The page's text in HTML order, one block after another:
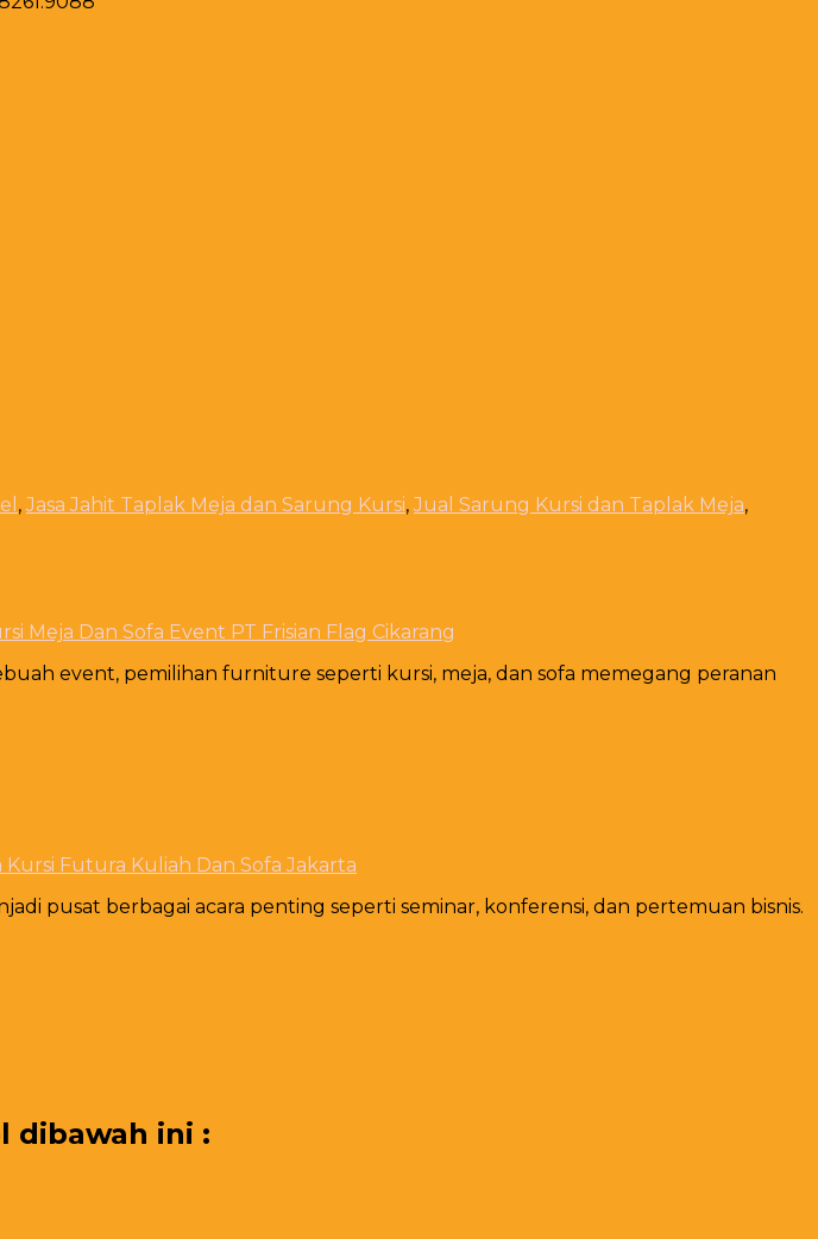
,Jasa Jahit Taplak Meja dan Sarung Kursi,Jual Sarung Kursi dan Taplak Meja,
Meja Dan Sofa Event PT Frisian Flag Cikarang
event, pemilihan furniture seperti kursi, meja, dan sofa memegang peranan
Kursi Futura Kuliah Dan Sofa Jakarta
pusat berbagai acara penting seperti seminar, konferensi, dan pertemuan bisnis.
dibawah ini :